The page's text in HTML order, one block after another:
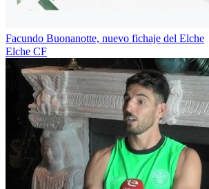
Facundo Buonanotte, nuevo fichaje del Elche
Elche CF